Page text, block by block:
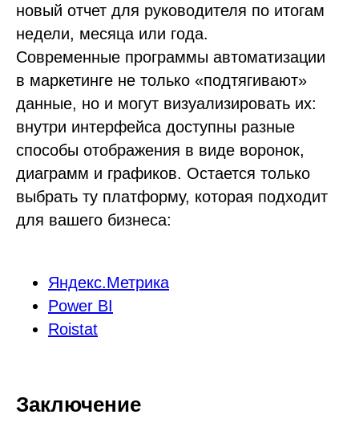
новый отчет для руководителя по итогам
недели, месяца или года.
Современные программы автоматизации
в маркетинге не только «подтягивают»
данные, но и могут визуализировать их:
внутри интерфейса доступны разные
способы отображения в виде воронок,
диаграмм и графиков. Остается только
выбрать ту платформу, которая подходит
для вашего бизнеса:
Яндекс.Метрика
Power BI
Roistat
Заключение